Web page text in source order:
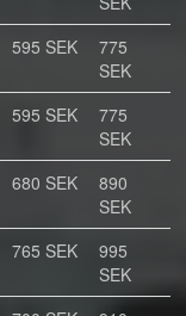
595 SEK
775
SEK
595 SEK
775
SEK
680 SEK
890
SEK
765 SEK
995
SEK